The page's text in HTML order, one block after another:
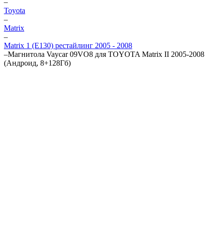
–
Toyota
–
Matrix
–
Matrix 1 (E130) рестайлинг 2005 - 2008
–Магнитола Vaycar 09VO8 для TOYOTA Matrix II 2005-2008
(Андроид, 8+128Гб)